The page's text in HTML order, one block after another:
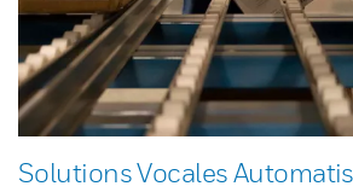
Solutions Vocales